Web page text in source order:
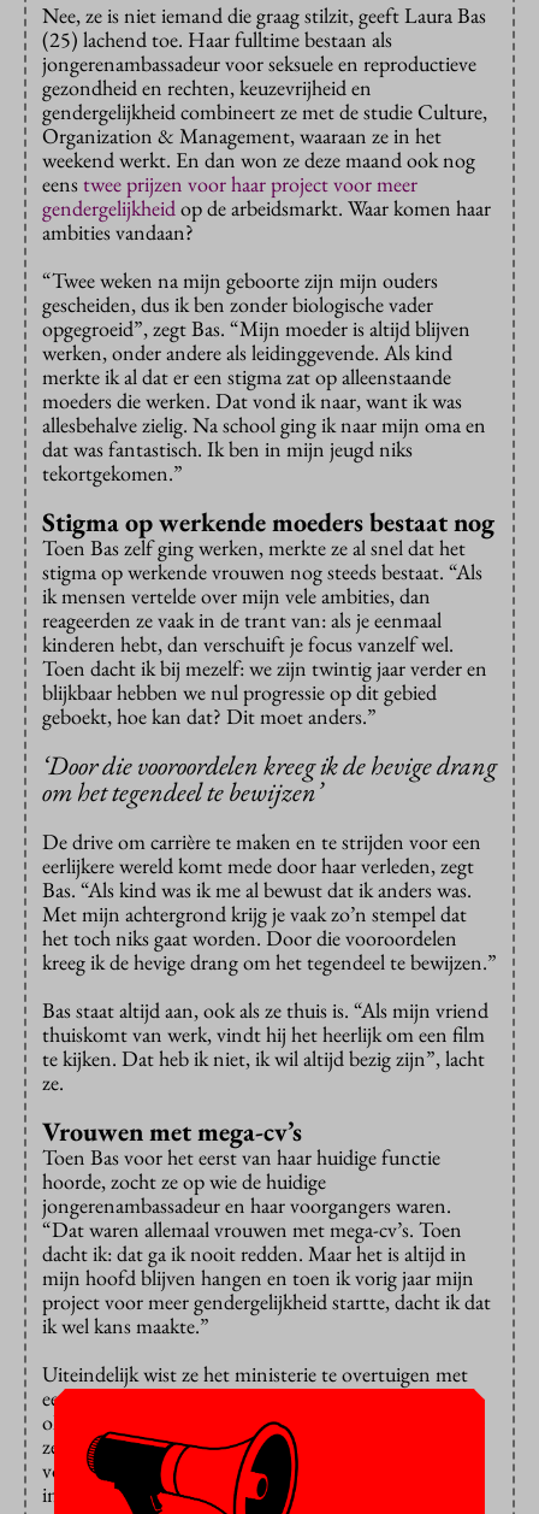
Nee, ze is niet iemand die graag stilzit, geeft Laura Bas
(25) lachend toe. Haar fulltime bestaan als
jongerenambassadeur voor seksuele en reproductieve
gezondheid en rechten, keuzevrijheid en
gendergelijkheid combineert ze met de studie Culture,
Organization & Management, waaraan ze in het
weekend werkt. En dan won ze deze maand ook nog
eenstwee prijzen voor haar project voor meer
gendergelijkheidop de arbeidsmarkt. Waar komen haar
ambities vandaan?
“Twee weken na mijn geboorte zijn mijn ouders
gescheiden, dus ik ben zonder biologische vader
opgegroeid”, zegt Bas. “Mijn moeder is altijd blijven
werken, onder andere als leidinggevende. Als kind
merkte ik al dat er een stigma zat op alleenstaande
moeders die werken. Dat vond ik naar, want ik was
allesbehalve zielig. Na school ging ik naar mijn oma en
dat was fantastisch. Ik ben in mijn jeugd niks
tekortgekomen.”
Stigma op werkende moeders bestaat nog
Toen Bas zelf ging werken, merkte ze al snel dat het
stigma op werkende vrouwen nog steeds bestaat. “Als
ik mensen vertelde over mijn vele ambities, dan
reageerden ze vaak in de trant van: als je eenmaal
kinderen hebt, dan verschuift je focus vanzelf wel.
Toen dacht ik bij mezelf: we zijn twintig jaar verder en
blijkbaar hebben we nul progressie op dit gebied
geboekt, hoe kan dat? Dit moet anders.”
‘Door die vooroordelen kreeg ik de hevige drang
om het tegendeel te bewijzen’
De drive om carrière te maken en te strijden voor een
eerlijkere wereld komt mede door haar verleden, zegt
Bas. “Als kind was ik me al bewust dat ik anders was.
Met mijn achtergrond krijg je vaak zo’n stempel dat
het toch niks gaat worden. Door die vooroordelen
kreeg ik de hevige drang om het tegendeel te bewijzen.”
Bas staat altijd aan, ook als ze thuis is. “Als mijn vriend
thuiskomt van werk, vindt hij het heerlijk om een film
te kijken. Dat heb ik niet, ik wil altijd bezig zijn”, lacht
ze.
Vrouwen met mega-cv’s
Toen Bas voor het eerst van haar huidige functie
hoorde, zocht ze op wie de huidige
jongerenambassadeur en haar voorgangers waren.
“Dat waren allemaal vrouwen met mega-cv’s. Toen
dacht ik: dat ga ik nooit redden. Maar het is altijd in
mijn hoofd blijven hangen en toen ik vorig jaar mijn
project voor meer gendergelijkheid startte, dacht ik dat
ik wel kans maakte.”
Uiteindelijk wist ze het ministerie te overtuigen met
een uitgebreid plan van aanpak en werd ze per 1
oktober 2021 de nieuwe jongerenambassadeur. Nu ze
zelf een vrouw met mega-cv is hoopt ze een rolmodel
voor anderen te zijn. “Ik wil andere vrouwen
inspireren om genadeloos voor hun ambities te gaan